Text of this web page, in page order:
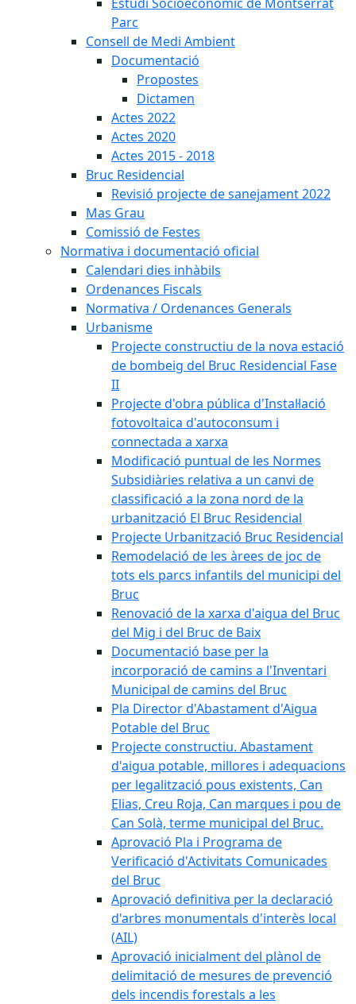
Parc
Consell de Medi Ambient
Documentació
Propostes
Dictamen
Actes 2022
Actes 2020
Actes 2015 - 2018
Bruc Residencial
Revisió projecte de sanejament 2022
Mas Grau
Comissió de Festes
Normativa i documentació oficial
Calendari dies inhàbils
Ordenances Fiscals
Normativa / Ordenances Generals
Urbanisme
Projecte constructiu de la nova estació
de bombeig del Bruc Residencial Fase
II
Projecte d'obra pública d'Instal·lació
fotovoltaica d'autoconsum i
connectada a xarxa
Modificació puntual de les Normes
Subsidiàries relativa a un canvi de
classificació a la zona nord de la
urbanització El Bruc Residencial
Projecte Urbanització Bruc Residencial
Remodelació de les àrees de joc de
tots els parcs infantils del municipi del
Bruc
Renovació de la xarxa d'aigua del Bruc
del Mig i del Bruc de Baix
Documentació base per la
incorporació de camins a l'Inventari
Municipal de camins del Bruc
Pla Director d'Abastament d'Aigua
Potable del Bruc
Projecte constructiu. Abastament
d'aigua potable, millores i adequacions
per legalització pous existents, Can
Elias, Creu Roja, Can marques i pou de
Can Solà, terme municipal del Bruc.
Aprovació Pla i Programa de
Verificació d'Activitats Comunicades
del Bruc
Aprovació definitiva per la declaració
d'arbres monumentals d'interès local
(AIL)
Aprovació inicialment del plànol de
delimitació de mesures de prevenció
dels incendis forestals a les